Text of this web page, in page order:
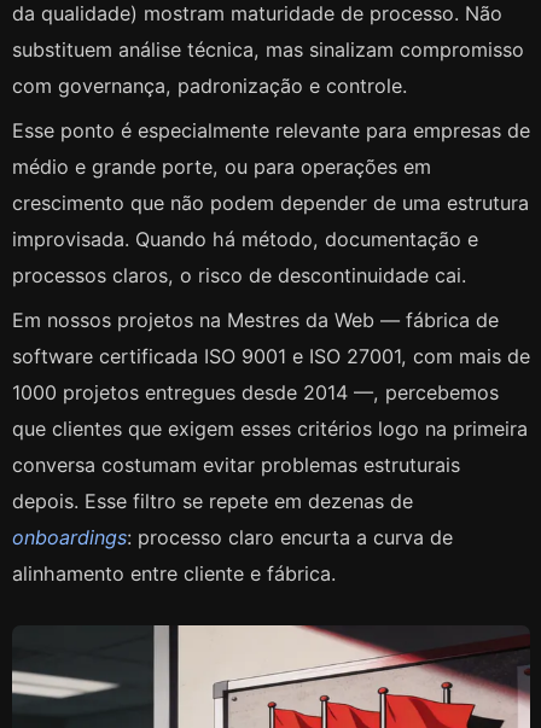
da qualidade) mostram maturidade de processo. Não
substituem análise técnica, mas sinalizam compromisso
com governança, padronização e controle.
Esse ponto é especialmente relevante para empresas de
médio e grande porte, ou para operações em
crescimento que não podem depender de uma estrutura
improvisada. Quando há método, documentação e
processos claros, o risco de descontinuidade cai.
Em nossos projetos na Mestres da Web — fábrica de
software certificada ISO 9001 e ISO 27001, com mais de
1000 projetos entregues desde 2014 —, percebemos
que clientes que exigem esses critérios logo na primeira
conversa costumam evitar problemas estruturais
depois. Esse filtro se repete em dezenas de
onboardings: processo claro encurta a curva de
alinhamento entre cliente e fábrica.